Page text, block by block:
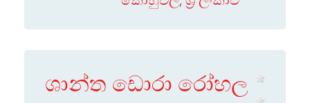
ශාන්ත ඩොරා රෝහල